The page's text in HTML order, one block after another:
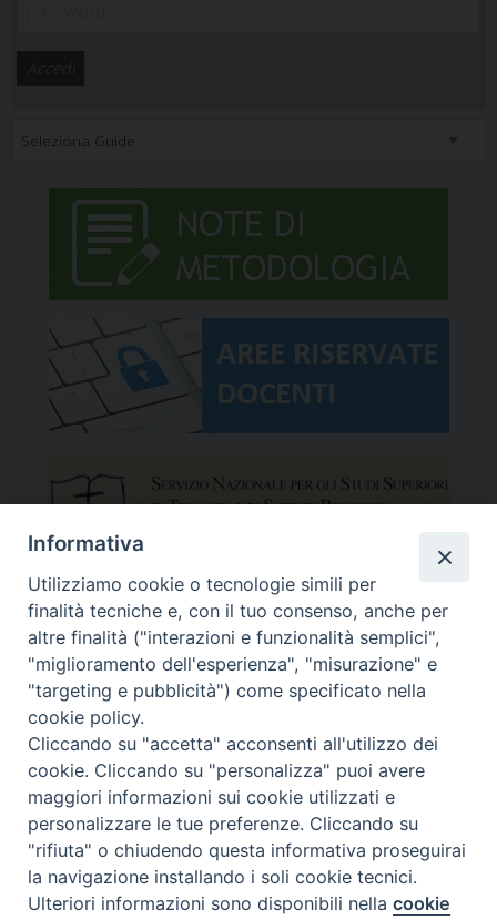
Copyright © Facoltà del Triveneto
Facoltà Teologica del Triveneto
Via del Seminario 7, 35122 Padova
Telefono: 049 664116 - Fax: 049 8785144
Mail: segreteria@fttr.it
Preferenze Cookie
Informativa
Utilizziamo cookie o tecnologie simili per
finalità tecniche e, con il tuo consenso, anche per
altre finalità ("interazioni e funzionalità semplici",
"miglioramento dell'esperienza", "misurazione" e
"targeting e pubblicità") come specificato nella
cookie policy.
Cliccando su "accetta" acconsenti all'utilizzo dei
cookie. Cliccando su "personalizza" puoi avere
maggiori informazioni sui cookie utilizzati e
personalizzare le tue preferenze. Cliccando su
"rifiuta" o chiudendo questa informativa proseguirai
la navigazione installando i soli cookie tecnici.
Ulteriori informazioni sono disponibili nellacookie